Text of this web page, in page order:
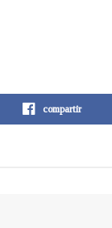
compartir